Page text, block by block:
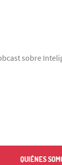
sobre
QUIÉNES